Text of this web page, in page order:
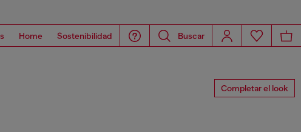
Home Sostenibilidad Buscar
Completar el look